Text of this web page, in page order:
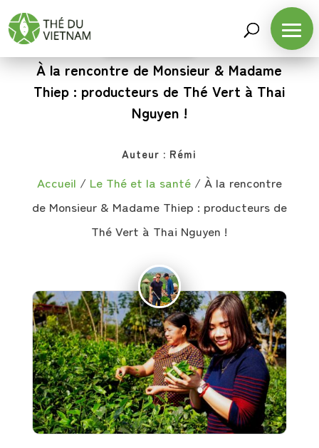
À la rencontre de Monsieur & Madame
Thiep : producteurs de Thé Vert à Thai
Nguyen !
Auteur : Rémi
Accueil / Le Thé et la santé/ À la rencontre
de Monsieur & Madame Thiep : producteurs de
Thé Vert à Thai Nguyen !